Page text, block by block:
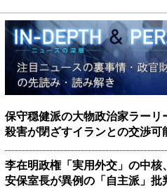
保守穏健派の大物政治家ラーリ
殺害が閉ざすイランとの交渉可
李在明政権「実用外交」の中核
安保室長が異例の「自主派」批